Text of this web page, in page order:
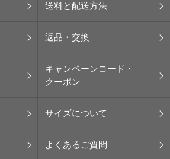
送料と配送方法
返品・交換
キャンペーンコード・
クーポン
サイズについて
よくあるご質問